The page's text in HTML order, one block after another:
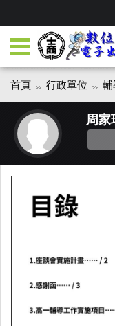
首頁 行政單位 輔
周家